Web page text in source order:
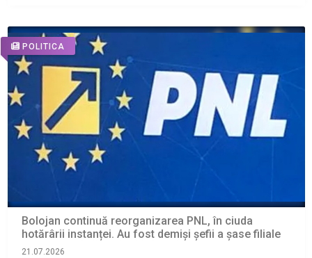
POLITICA
Bolojan continuă reorganizarea PNL, în ciuda
hotărârii instanței. Au fost demiși șefii a șase filiale
21.07.2026